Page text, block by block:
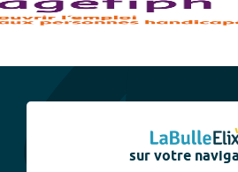
sur votre